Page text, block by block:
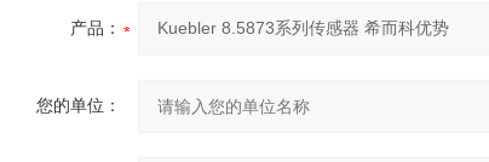
产品：
您的单位：